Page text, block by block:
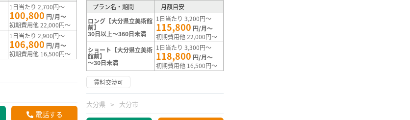
1日当たり 2,700円～
100,800 円/月～
初期費用他 22,000円～
1日当たり 2,900円～
106,800 円/月～
初期費用他 16,500円～
電話する
プラン名・期間
月額目安
ロング【大分県立美術館
前】
30日以上～360日未満
1日当たり 3,200円～
115,800 円/月～
初期費用他 22,000円～
ショート【大分県立美術
館前】
～30日未満
1日当たり 3,300円～
118,800 円/月～
初期費用他 16,500円～
賃料交渉可
大分県 大分市